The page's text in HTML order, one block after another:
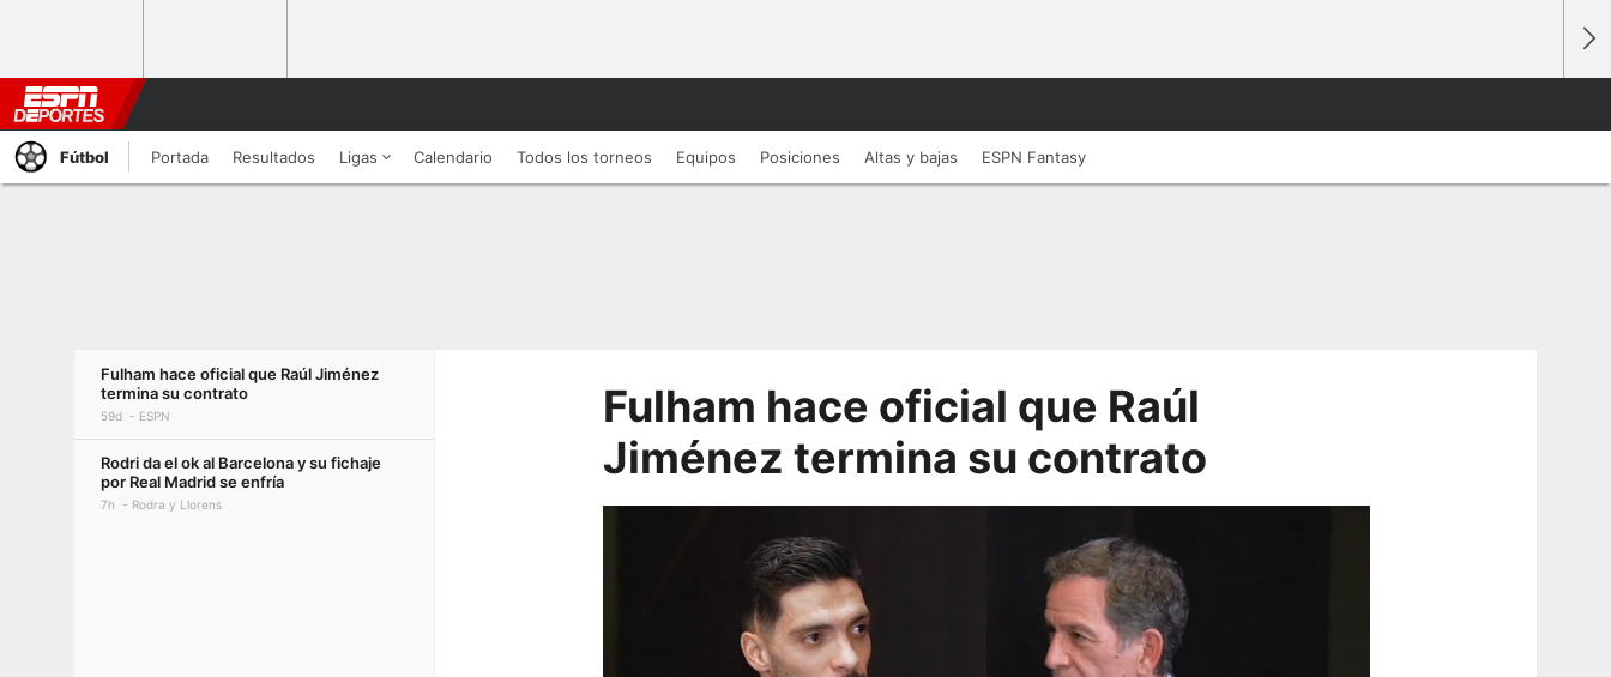
Fútbol Portada Resultados Ligas Calendario Todos los torneos Equipos Posiciones Altas y bajas ESPN Fantasy
Fulham hace oficial que Raúl Jiménez
termina su contrato
59d ESPN
Rodri da el ok al Barcelona y su fichaje
por Real Madrid se enfría
7h Rodra y Llorens
Fulham hace oficial que Raúl
Jiménez termina su contrato